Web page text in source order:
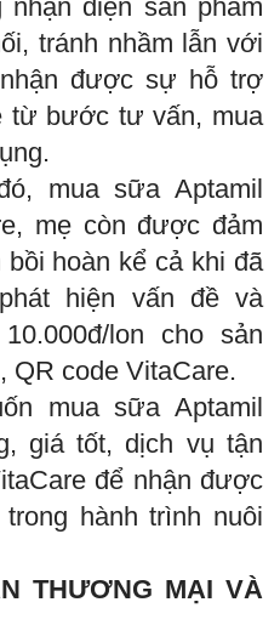
diện sản phẩm
tránh nhầm lẫn với
được sự hỗ trợ
từ bước tư vấn, mua
mua sữa Aptamil
mẹ còn được đảm
hoàn kể cả khi đã
hiện vấn đề và
lon cho sản
QR code VitaCare.
mua sữa Aptamil
giá tốt, dịch vụ tận
để nhận được
hành trình nuôi
THƯƠNG MẠI VÀ